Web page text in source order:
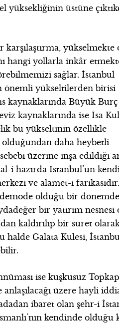
yüksekliğinin üstüne
karşılaştırma, yükselmekte
hangi yollarla inkâr
sağlar. İstanbul
önemli yükseltilerden birisi
kaynaklarında Büyük Burç
kaynaklarında ise İsa
bu yükseltinin özellikle
olduğundan daha heybetli
üzerine inşa edildiği
i hazırda İstanbul’un
ve alamet-i
olduğu bir
bir yatırım
kaldırılıp bir suret
halde Galata Kulesi,
ise kuşkusuz
üzere hayli
ibaret olan şehr-i
kendinde olduğu